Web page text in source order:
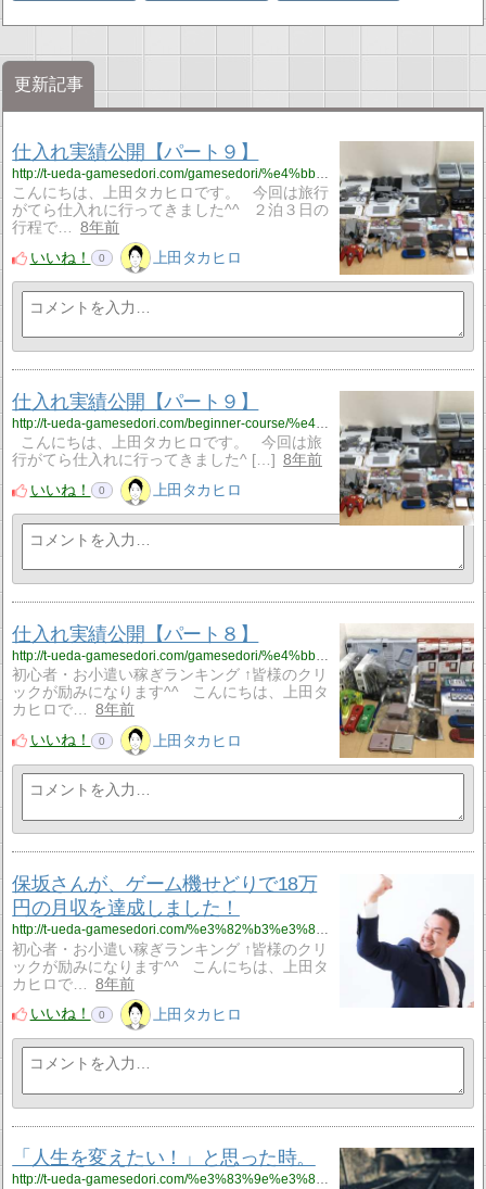
更新記事
仕入れ実績公開【パート９】
こんにちは、上田タカヒロです。 今回は旅行
がてら仕入れに行ってきました^^ ２泊３日の
行程で…
8年前
いいね！
0 上田タカヒロ
仕入れ実績公開【パート９】
http://t-ueda-gamesedori.com/beginner-course/%e4%bb%95%e5%85%a5%e3%82%8c%e5%ae%9f%e7%b8%be%e5%85%ac%e9%96%8b%e3%80%90%e3%83%91%e3%83%bc%e3%83%88%ef%bc%99%e3%80%91
こんにちは、上田タカヒロです。 今回は旅
行がてら仕入れに行ってきました^ […]
8年前
いいね！
0 上田タカヒロ
仕入れ実績公開【パート８】
http://t-ueda-gamesedori.com/gamesedori/%e4%bb%95%e5%85%a5%e3%82%8c%e5%ae%9f%e7%b8%be%e5%85%ac%e9%96%8b%e3%80%90%e3%83%91%e3%83%bc%e3%83%88%ef%bc%98%e3%80%91
初心者・お小遣い稼ぎランキング ↑皆様のクリ
ックが励みになります^^ こんにちは、上田タ
カヒロで…
8年前
いいね！
0 上田タカヒロ
保坂さんが、ゲーム機せどりで18万
円の月収を達成しました！
http://t-ueda-gamesedori.com/%e3%82%b3%e3%83%b3%e3%82%b5%e3%83%ab%e7%94%9f%e5%ae%9f%e7%b8%be/%e4%bf%9d%e5%9d%82%e3%81%95%e3%82%93%e3%81%8c%e3%80%81%e3%82%b2%e3%83%bc%e3%83%a0%e6%a9%9f%e3%81%9b%e3%81%a9%e3%82%8a%e3%81%a718%e4%b8%87%e5%86%86%e3%81%ae%e6%9c%88%e5%8f%8e%e3%82%92%e9%81%94%e6%88%90
初心者・お小遣い稼ぎランキング ↑皆様のクリ
ックが励みになります^^ こんにちは、上田タ
カヒロで…
8年前
いいね！
0 上田タカヒロ
「人生を変えたい！」と思った時。
http://t-ueda-gamesedori.com/%e3%83%9e%e3%82%a4%e3%83%b3%e3%83%89/%e3%80%8c%e4%ba%ba%e7%94%9f%e3%82%92%e5%a4%89%e3%81%88%e3%81%9f%e3%81%84%ef%bc%81%e3%80%8d%e3%81%a8%e6%80%9d%e3%81%a3%e3%81%9f%e6%99%82%e3%80%82